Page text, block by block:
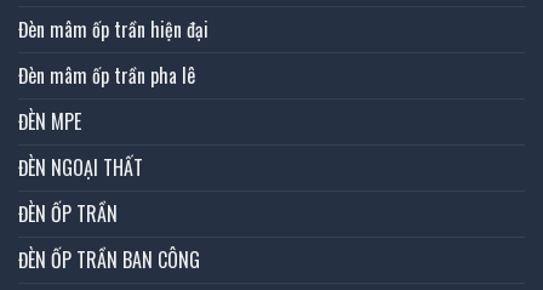
Đèn mâm ốp trần hiện đại
Đèn mâm ốp trần pha lê
ĐÈN MPE
ĐÈN NGOẠI THẤT
ĐÈN ỐP TRẦN
ĐÈN ỐP TRẦN BAN CÔNG